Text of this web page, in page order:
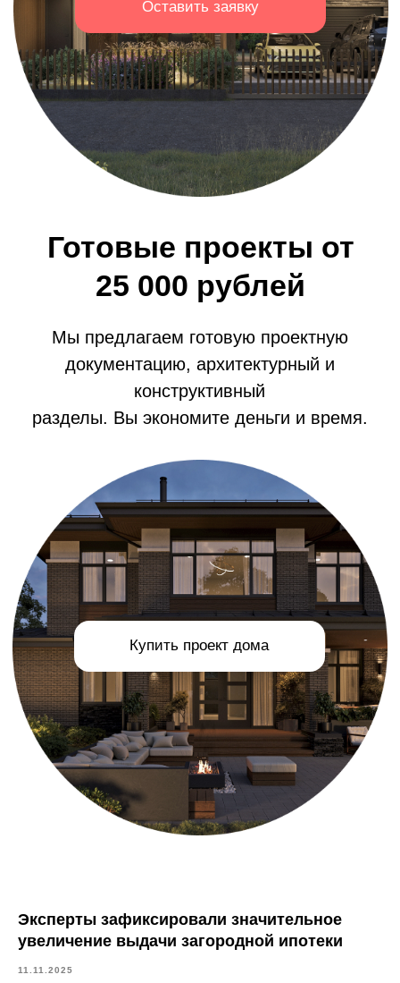
Эксперты зафиксировали значительное
увеличение выдачи загородной ипотеки
11.11.2025